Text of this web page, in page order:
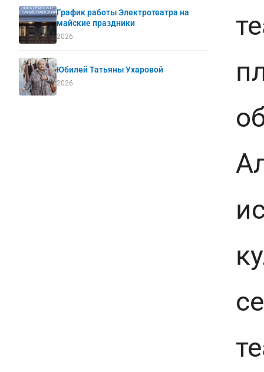
График работы Электротеатра на
майские праздники
2026
Юбилей Татьяны Ухаровой
2026